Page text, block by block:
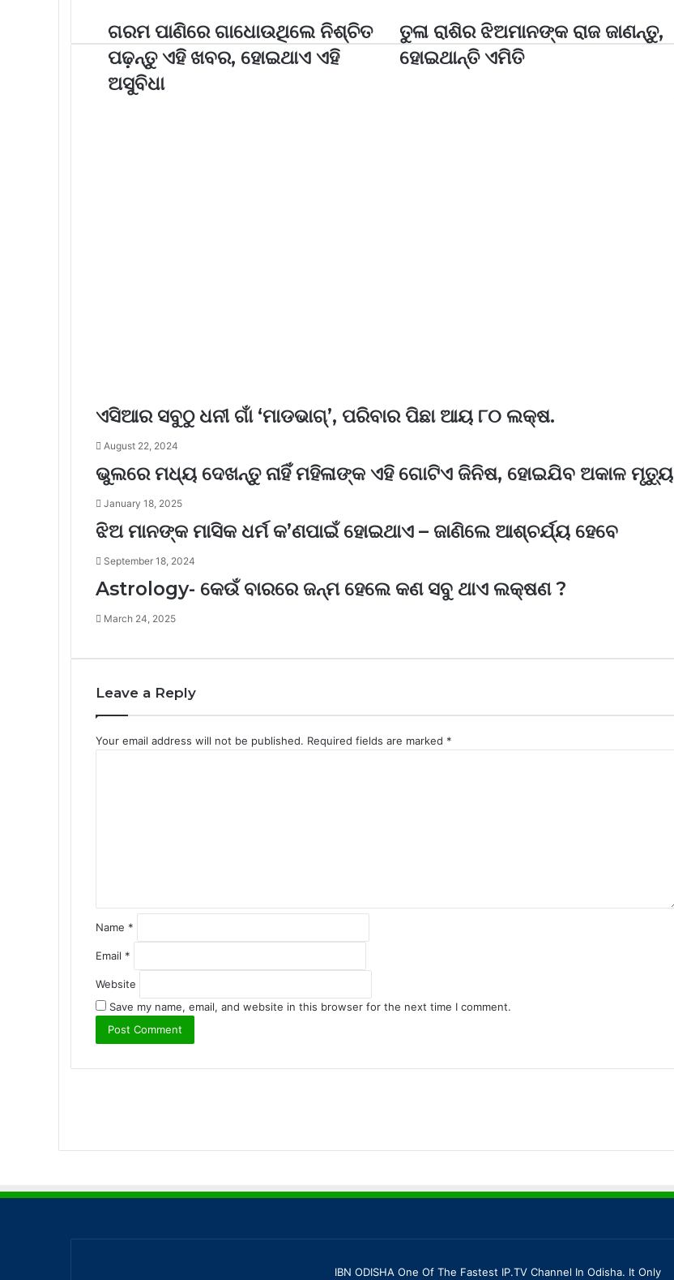
ଗରମ ପାଣିରେ ଗାଧୋଉଥିଲେ ନିଶ୍ଚିତ
ପଢ଼ନ୍ତୁ ଏହି ଖବର, ହୋଇଥାଏ ଏହି
ଅସୁବିଧା
ତୁଳା ରାଶିର ଝିଅମାନଙ୍କ ରାଜ ଜାଣନ୍ତୁ,
ହୋଇଥାନ୍ତି ଏମିତି
ଏସିଆର ସବୁଠୁ ଧନୀ ଗାଁ ‘ମାଡଭାଗ୍’, ପରିବାର ପିଛା ଆୟ ୮୦ ଲକ୍ଷ.
August 22, 2024
ଭୁଲରେ ମଧ୍ୟ ଦେଖନ୍ତୁ ନାହିଁ ମହିଳାଙ୍କ ଏହି ଗୋଟିଏ ଜିନିଷ, ହୋଇଯିବ ଅକାଳ ମୃତ୍ୟୁ
January 18, 2025
ଝିଅ ମାନଙ୍କ ମାସିକ ଧର୍ମ କ’ଣପାଇଁ ହୋଇଥାଏ – ଜାଣିଲେ ଆଶ୍ଚର୍ଯ୍ୟ ହେବେ
September 18, 2024
Astrology- କେଉଁ ବାରରେ ଜନ୍ମ ହେଲେ କଣ ସବୁ ଥାଏ ଲକ୍ଷଣ ?
March 24, 2025
Leave a Reply
Your email address will not be published. Required fields are marked *
Name *
Email *
Website
Save my name, email, and website in this browser for the next time I comment.
IBN ODISHA One Of The Fastest IP.TV Channel In Odisha. It Only